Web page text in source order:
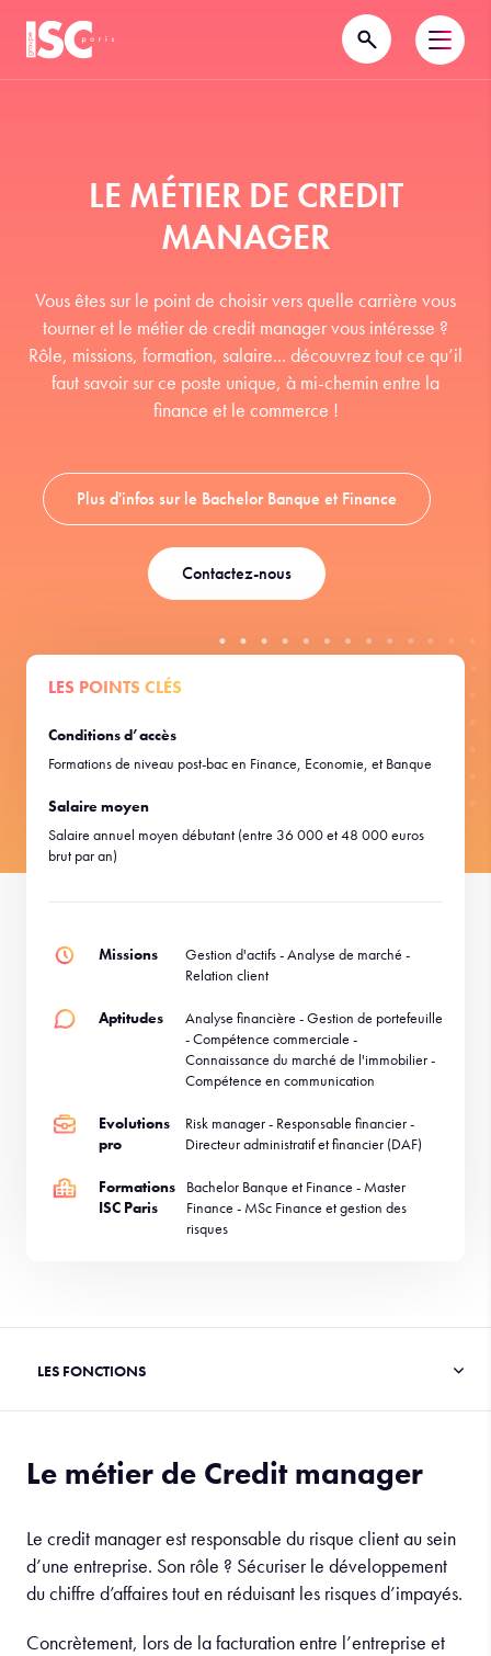
LE MÉTIER DE CREDIT
MANAGER
Vous êtes sur le point de choisir vers quelle carrière vous
tourner et le métier de credit manager vous intéresse ?
Rôle, missions, formation, salaire... découvrez tout ce qu’il
faut savoir sur ce poste unique, à mi-chemin entre la
finance et le commerce !
Plus d'infos sur le Bachelor Banque et Finance
Contactez-nous
LES POINTS CLÉS
Conditions d’accès
Formations de niveau post-bac en Finance, Economie, et Banque
Salaire moyen
Salaire annuel moyen débutant (entre 36 000 et 48 000 euros
brut par an)
Missions
Gestion d'actifs - Analyse de marché -
Relation client
Aptitudes
Analyse financière - Gestion de portefeuille
- Compétence commerciale -
Connaissance du marché de l'immobilier -
Compétence en communication
Evolutions
pro
Risk manager - Responsable financier -
Directeur administratif et financier (DAF)
Formations
ISC Paris
Bachelor Banque et Finance - Master
Finance - MSc Finance et gestion des
risques
Le métier de Credit manager
Le credit manager est responsable du risque client au sein
d’une entreprise. Son rôle ? Sécuriser le développement
du chiffre d’affaires tout en réduisant les risques d’impayés.
Concrètement, lors de la facturation entre l’entreprise et